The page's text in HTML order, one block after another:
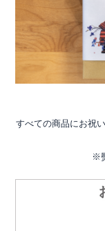
すべての商品にお祝
※